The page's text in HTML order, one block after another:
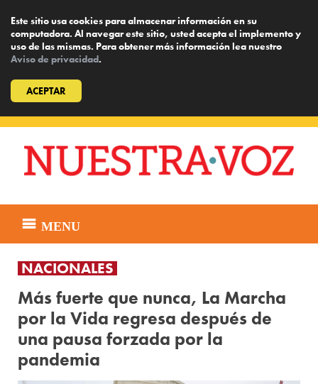
Este sitio usa cookies para almacenar información en su
computadora. Al navegar este sitio, usted acepta el implemento y
uso de las mismas. Para obtener más información lea nuestro
Aviso de privacidad.
ACEPTAR
content
MENU
NACIONALES
Más fuerte que nunca, La Marcha
por la Vida regresa después de
una pausa forzada por la
pandemia